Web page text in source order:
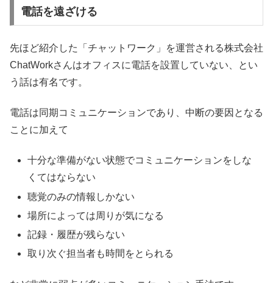
電話を遠ざける
先ほど紹介した「チャットワーク」を運営される株式会社
ChatWorkさんはオフィスに電話を設置していない、とい
う話は有名です。
電話は同期コミュニケーションであり、中断の要因となる
ことに加えて
十分な準備がない状態でコミュニケーションをしな
くてはならない
聴覚のみの情報しかない
場所によっては周りが気になる
記録・履歴が残らない
取り次ぐ担当者も時間をとられる